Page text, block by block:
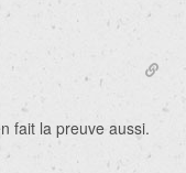
fait la preuve aussi.